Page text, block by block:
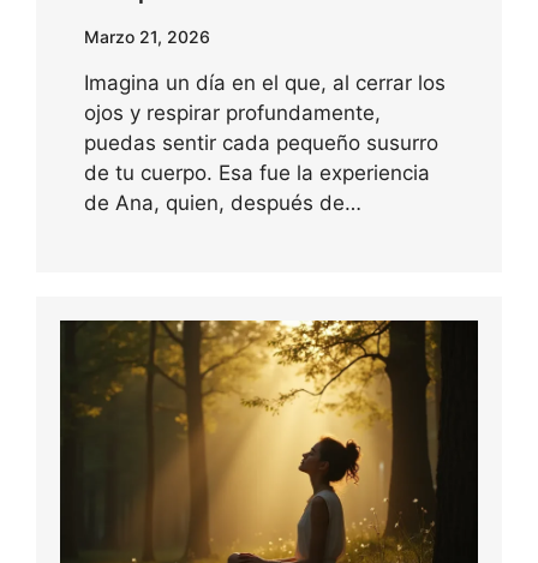
Marzo 21, 2026
Imagina un día en el que, al cerrar los
ojos y respirar profundamente,
puedas sentir cada pequeño susurro
de tu cuerpo. Esa fue la experiencia
de Ana, quien, después de…